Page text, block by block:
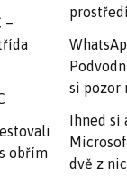
–
obřím
si pozor
Ihned si
dvě z